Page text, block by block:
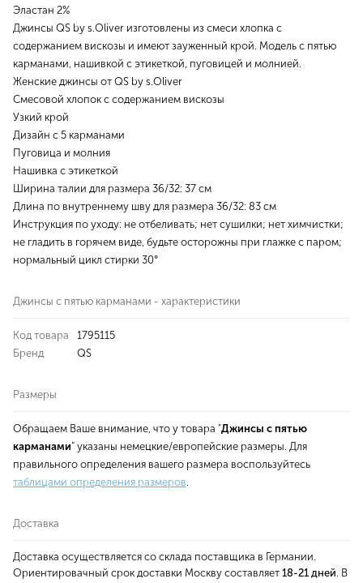
Эластан 2%
Джинсы QS by s.Oliver изготовлены из смеси хлопка с
содержанием вискозы и имеют зауженный крой. Модель с пятью
карманами, нашивкой с этикеткой, пуговицей и молнией.
Женские джинсы от QS by s.Oliver
Смесовой хлопок с содержанием вискозы
Узкий крой
Дизайн с 5 карманами
Пуговица и молния
Нашивка с этикеткой
Ширина талии для размера 36/32: 37 см
Длина по внутреннему шву для размера 36/32: 83 см
Инструкция по уходу: не отбеливать; нет сушилки; нет химчистки;
не гладить в горячем виде, будьте осторожны при глажке с паром;
нормальный цикл стирки 30°
Джинсы с пятью карманами - характеристики
Код товара
1795115
Бренд
QS
Размеры
Обращаем Ваше внимание, что у товара "Джинсы с пятью
карманами" указаны немецкие/европейские размеры. Для
правильного определения вашего размера воспользуйтесь
таблицами определения размеров.
Доставка
Доставка осуществляется со склада поставщика в Германии.
Ориентировачный срок доставки Москву составляет 18-21 дней. В